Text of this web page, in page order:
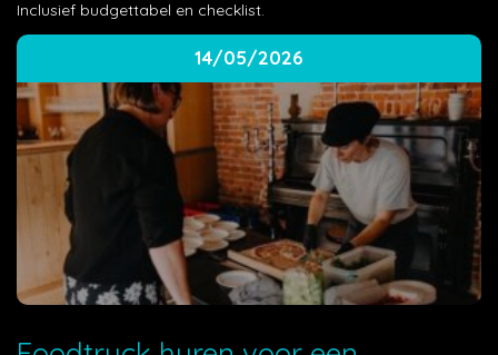
Inclusief budgettabel en checklist.
14/05/2026